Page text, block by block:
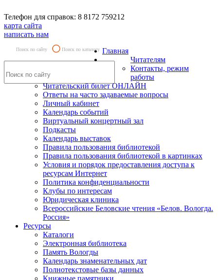
Телефон для справок: 8 8172 759212
карта сайта
написать нам
Поиск по сайту Поиск по каталогу Главная
Читателям
Контакты, режим
работы
Читательский билет ОНЛАЙН
Ответы на часто задаваемые вопросы
Личный кабинет
Календарь событий
Виртуальный концертный зал
Подкасты
Календарь выставок
Правила пользования библиотекой
Правила пользования библиотекой в картинках
Условия и порядок предоставления доступа к
ресурсам Интернет
Политика конфиденциальности
Клубы по интересам
Юридическая клиника
Всероссийские Беловские чтения «Белов. Вологда.
Россия»
Ресурсы
Каталоги
Электронная библиотека
Память Вологды
Календарь знаменательных дат
Полнотекстовые базы данных
Книжные памятники